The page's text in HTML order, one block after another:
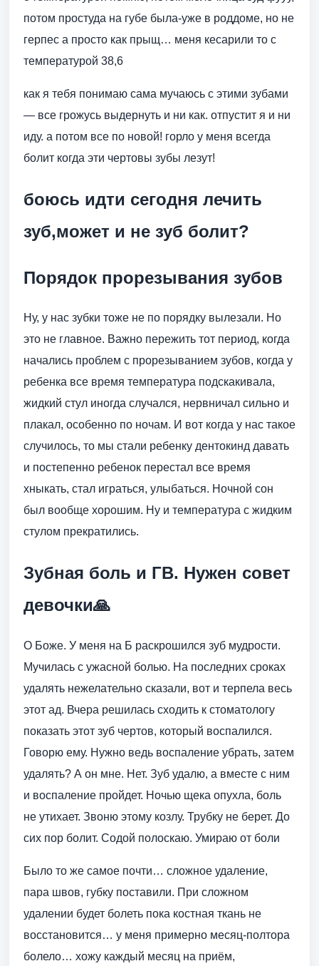
потом простуда на губе была-уже в роддоме, но не
герпес а просто как прыщ… меня кесарили то с
температурой 38,6
как я тебя понимаю сама мучаюсь с этими зубами
— все грожусь выдернуть и ни как. отпустит я и ни
иду. а потом все по новой! горло у меня всегда
болит когда эти чертовы зубы лезут!
боюсь идти сегодня лечить
зуб,может и не зуб болит?
Порядок прорезывания зубов
Ну, у нас зубки тоже не по порядку вылезали. Но
это не главное. Важно пережить тот период, когда
начались проблем с прорезыванием зубов, когда у
ребенка все время температура подскакивала,
жидкий стул иногда случался, нервничал сильно и
плакал, особенно по ночам. И вот когда у нас такое
случилось, то мы стали ребенку дентокинд давать
и постепенно ребенок перестал все время
хныкать, стал играться, улыбаться. Ночной сон
был вообще хорошим. Ну и температура с жидким
стулом прекратились.
Зубная боль и ГВ. Нужен совет
девочки🙏
О Боже. У меня на Б раскрошился зуб мудрости.
Мучилась с ужасной болью. На последних сроках
удалять нежелательно сказали, вот и терпела весь
этот ад. Вчера решилась сходить к стоматологу
показать этот зуб чертов, который воспалился.
Говорю ему. Нужно ведь воспаление убрать, затем
удалять? А он мне. Нет. Зуб удалю, а вместе с ним
и воспаление пройдет. Ночью щека опухла, боль
не утихает. Звоню этому козлу. Трубку не берет. До
сих пор болит. Содой полоскаю. Умираю от боли
Было то же самое почти… сложное удаление,
пара швов, губку поставили. При сложном
удалении будет болеть пока костная ткань не
восстановится… у меня примерно месяц-полтора
болело… хожу каждый месяц на приём,